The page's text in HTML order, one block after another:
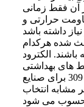
آن فقط زمانی
حرارتی و
تفاوت الکترود 308 و 309 باعث شده هرکدام
الکترود
های بهداشتی
مناسب تر است، در حالی که الکترود 309 برای صنایع
مشابه انتخاب